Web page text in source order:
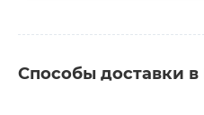
Способы доставки в